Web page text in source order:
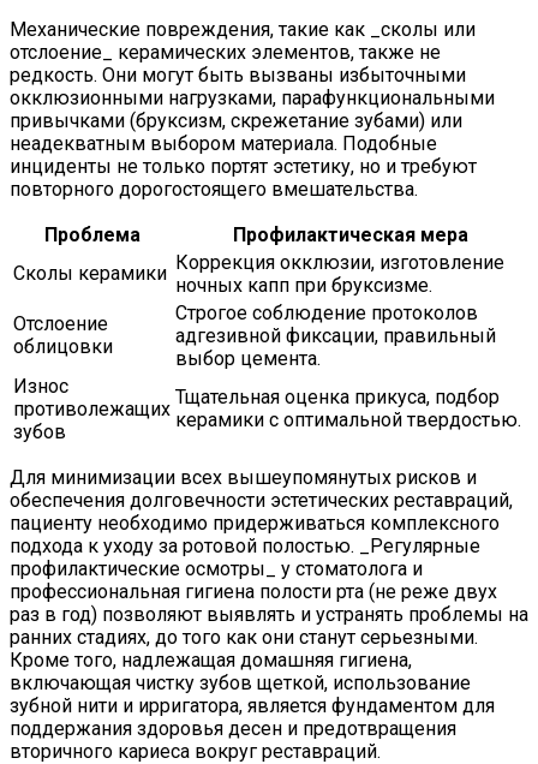
Механические повреждения, такие как _сколы или
отслоение_ керамических элементов, также не
редкость. Они могут быть вызваны избыточными
окклюзионными нагрузками, парафункциональными
привычками (бруксизм, скрежетание зубами) или
неадекватным выбором материала. Подобные
инциденты не только портят эстетику, но и требуют
повторного дорогостоящего вмешательства.
Проблема
Профилактическая мера
Сколы керамики Коррекция окклюзии, изготовление
ночных капп при бруксизме.
Отслоение
облицовки
Строгое соблюдение протоколов
адгезивной фиксации, правильный
выбор цемента.
Износ
противолежащих
зубов
Тщательная оценка прикуса, подбор
керамики с оптимальной твердостью.
Для минимизации всех вышеупомянутых рисков и
обеспечения долговечности эстетических реставраций,
пациенту необходимо придерживаться комплексного
подхода к уходу за ротовой полостью. _Регулярные
профилактические осмотры_ у стоматолога и
профессиональная гигиена полости рта (не реже двух
раз в год) позволяют выявлять и устранять проблемы на
ранних стадиях, до того как они станут серьезными.
Кроме того, надлежащая домашняя гигиена,
включающая чистку зубов щеткой, использование
зубной нити и ирригатора, является фундаментом для
поддержания здоровья десен и предотвращения
вторичного кариеса вокруг реставраций.